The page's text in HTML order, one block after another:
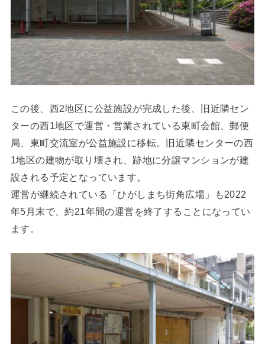
この後、西2地区に公益施設が完成した後、旧近隣セン
ターの西1地区で運営・営業されている東町会館、郵便
局、東町交流室が公益施設に移転。旧近隣センターの西
1地区の建物が取り壊され、跡地に分譲マンションが建
設される予定となっています。
運営が継続されている「ひがしまち街角広場」も2022
年5月末で、約21年間の運営を終了することになってい
ます。